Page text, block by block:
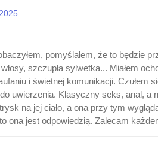
pomyślałem, że to będzie
szczupła sylwetka... Miałem
i świetnej komunikacji.
uwierzenia. Klasyczny seks, anal,
na jej ciało, a ona przy tym
ona jest odpowiedzią. Zalecam